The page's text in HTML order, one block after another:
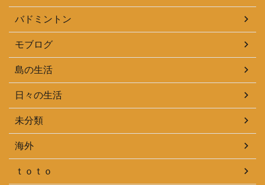
バドミントン
モブログ
島の生活
日々の生活
未分類
海外
ｔｏｔｏ